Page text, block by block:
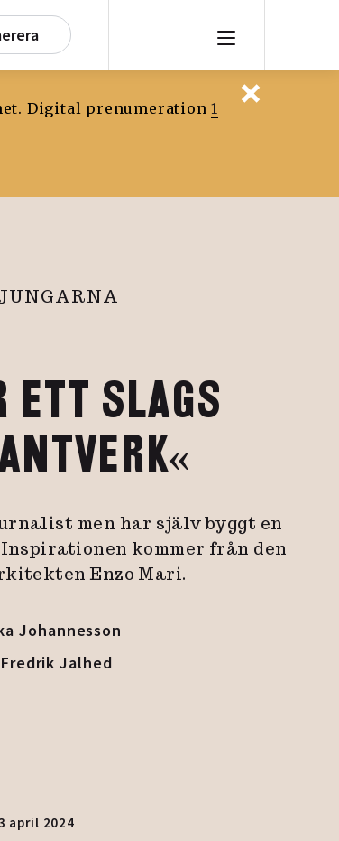
Digital prenumeration1
ETT SLAGS
men har själv byggt en
kommer från den
Enzo Mari.
Johannesson
Fredrik Jalhed
april 2024